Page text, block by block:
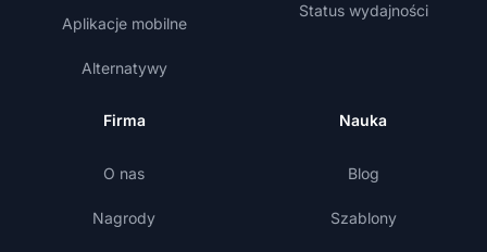
Aplikacje mobilne
Alternatywy
Status wydajności
Firma
O nas
Nagrody
Nauka
Blog
Szablony